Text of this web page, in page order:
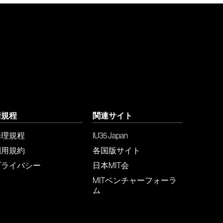
程
規程
規約
イバシー
関連サイト
IU35 Japan
各国版サイト
日本MIT会
MITベンチャーフォーラ
ム